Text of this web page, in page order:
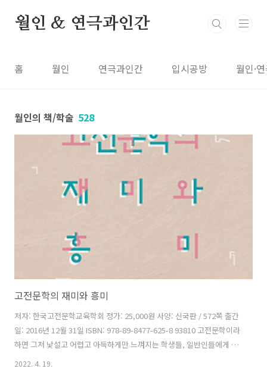
월인 & 연극과인간
홈 월인 연극과인간 입시공방 월인·
월인의 책/학술 528
고전문학의 재미와 흥미
저자: 한국고전문학교육학회 정가: 25,000원 사양: 신국판 / 572쪽 출간
일: 2016년 12월 31일 ISBN: 978-89-8477-625-8 93810 고전문학이라
하면 그저 낯설고 어렵고 아득하게만 느껴지는 학생들, 일반인들에게 어
떻게 하면 그것에 가까이 다가가 즐겁게 향유하도록 할 수 있을까. 고전
2022. 4. 19.